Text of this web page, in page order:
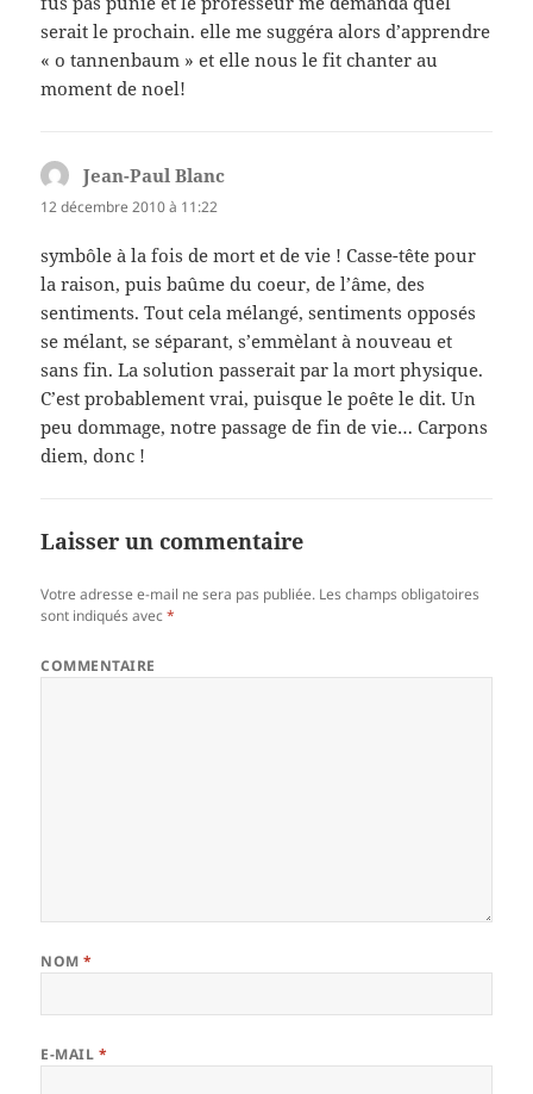
serait le prochain. elle me suggéra alors d’apprendre
« o tannenbaum » et elle nous le fit chanter au
moment de noel!
Jean-Paul Blanc
12 décembre 2010 à 11:22
symbôle à la fois de mort et de vie ! Casse-tête pour
la raison, puis baûme du coeur, de l’âme, des
sentiments. Tout cela mélangé, sentiments opposés
se mélant, se séparant, s’emmèlant à nouveau et
sans fin. La solution passerait par la mort physique.
C’est probablement vrai, puisque le poête le dit. Un
peu dommage, notre passage de fin de vie… Carpons
diem, donc !
Laisser un commentaire
Votre adresse e-mail ne sera pas publiée. Les champs obligatoires
sont indiqués avec*
COMMENTAIRE
NOM*
E-MAIL *